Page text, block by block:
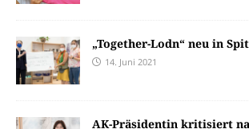
„Together-Lodn“ neu in
14. Juni 2021
AK-Präsidentin kritisiert